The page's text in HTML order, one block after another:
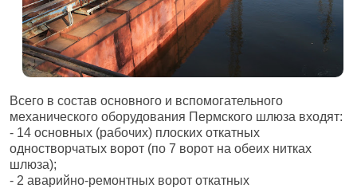
Всего в состав основного и вспомогательного
механического оборудования Пермского шлюза входят:
- 14 основных (рабочих) плоских откатных
одностворчатых ворот (по 7 ворот на обеих нитках
шлюза);
- 2 аварийно-ремонтных ворот откатных